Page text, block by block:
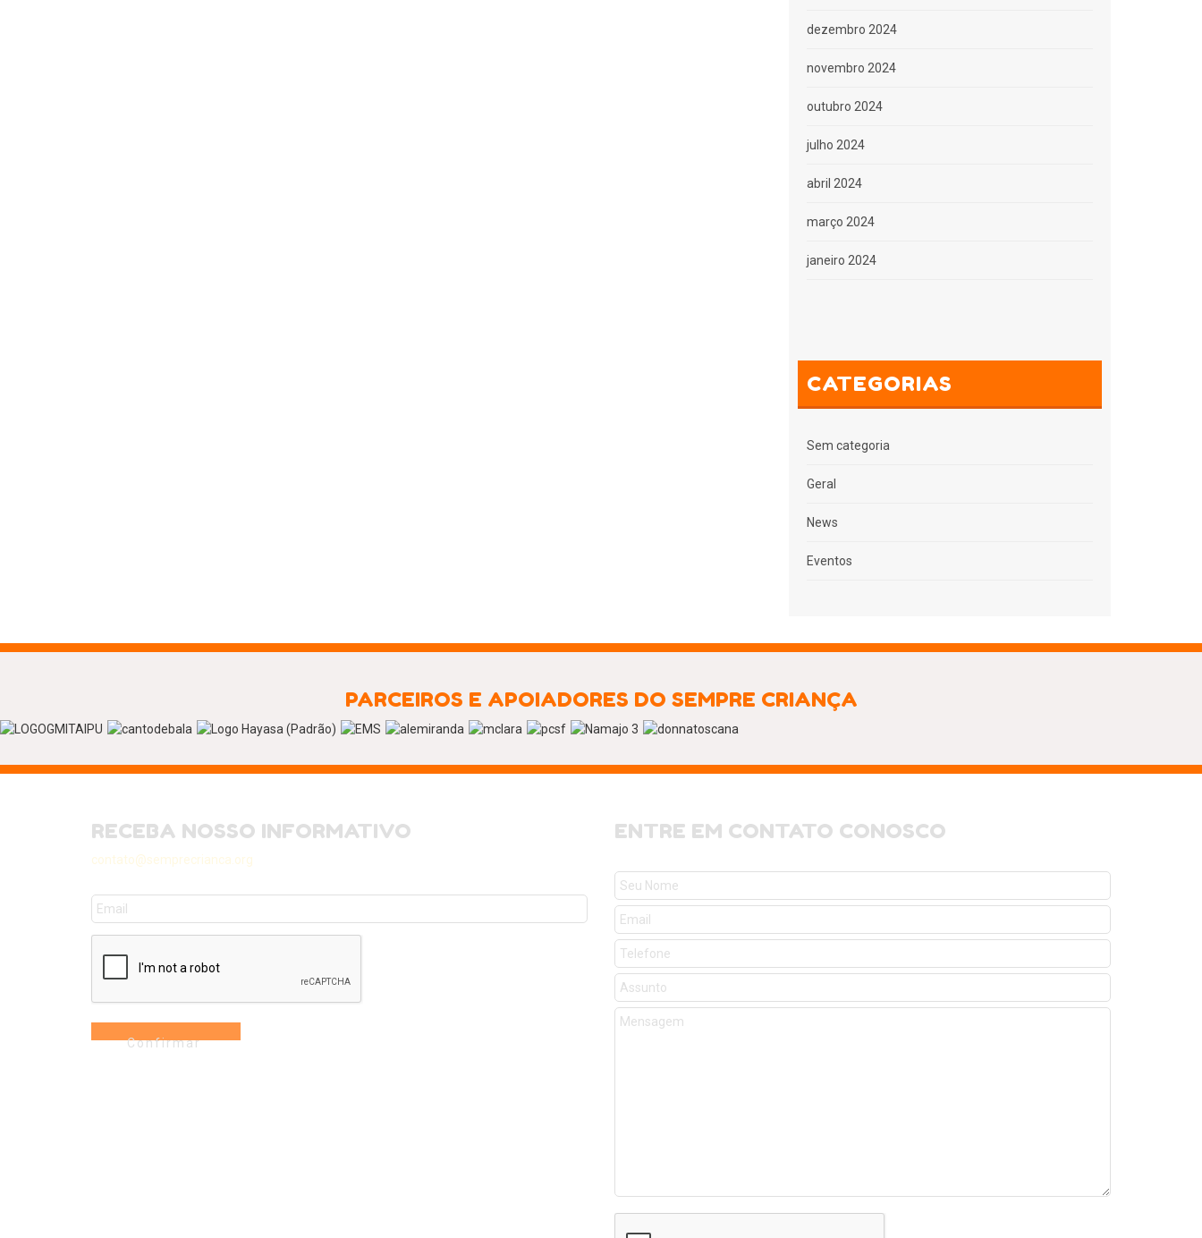
dezembro 2024
novembro 2024
outubro 2024
julho 2024
abril 2024
março 2024
janeiro 2024
CATEGORIAS
Sem categoria
Geral
News
Eventos
PARCEIROS E APOIADORES DO SEMPRE CRIANÇA
RECEBA NOSSO INFORMATIVO
contato@semprecrianca.org
ENTRE EM CONTATO CONOSCO